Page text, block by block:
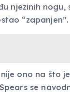
njezinih nogu,
“zapanjen”.
ono na što je
se